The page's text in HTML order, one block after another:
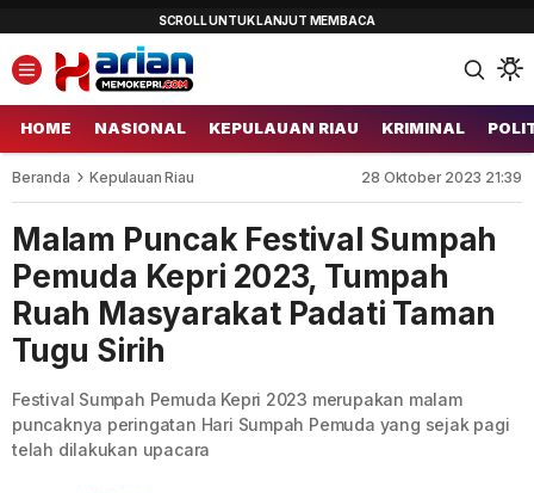
HOME NASIONAL KEPULAUAN RIAU KRIMINAL
Beranda Kepulauan Riau 28 Oktober 2023 21:39
Malam Puncak Festival Sumpah
Pemuda Kepri 2023, Tumpah
Ruah Masyarakat Padati Taman
Tugu Sirih
Festival Sumpah Pemuda Kepri 2023 merupakan malam
puncaknya peringatan Hari Sumpah Pemuda yang sejak pagi
telah dilakukan upacara